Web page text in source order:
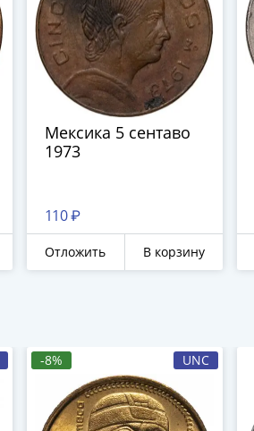
Мексика 5 сентаво
1973
110 ₽
Отложить В корзину
-8% UNC